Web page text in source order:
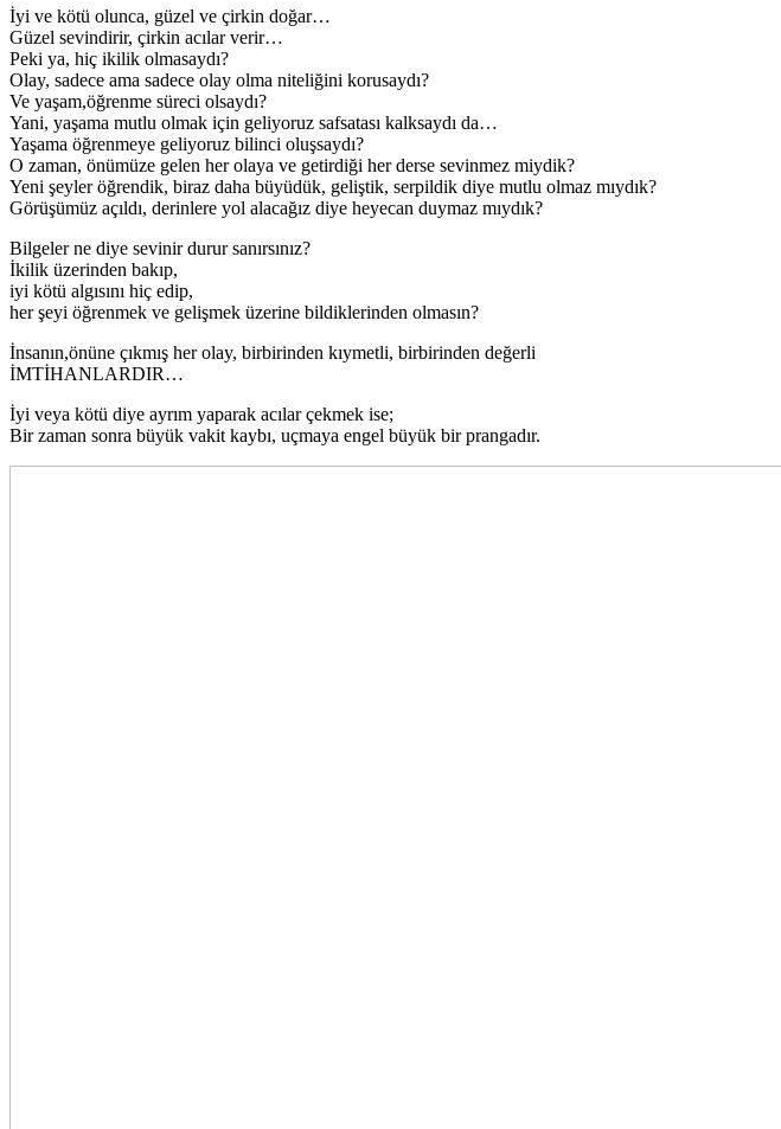
İyi ve kötü olunca, güzel ve çirkin doğar…
Güzel sevindirir, çirkin acılar verir…
Peki ya, hiç ikilik olmasaydı?
Olay, sadece ama sadece olay olma niteliğini korusaydı?
Ve yaşam,öğrenme süreci olsaydı?
Yani, yaşama mutlu olmak için geliyoruz safsatası kalksaydı da…
Yaşama öğrenmeye geliyoruz bilinci oluşsaydı?
O zaman, önümüze gelen her olaya ve getirdiği her derse sevinmez miydik?
Yeni şeyler öğrendik, biraz daha büyüdük, geliştik, serpildik diye mutlu olmaz mıydık?
Görüşümüz açıldı, derinlere yol alacağız diye heyecan duymaz mıydık?
Bilgeler ne diye sevinir durur sanırsınız?
İkilik üzerinden bakıp,
iyi kötü algısını hiç edip,
her şeyi öğrenmek ve gelişmek üzerine bildiklerinden olmasın?
İnsanın,önüne çıkmış her olay, birbirinden kıymetli, birbirinden değerli
İMTİHANLARDIR…
İyi veya kötü diye ayrım yaparak acılar çekmek ise;
Bir zaman sonra büyük vakit kaybı, uçmaya engel büyük bir prangadır.